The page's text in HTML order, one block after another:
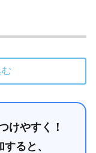
けやすく！
ると、